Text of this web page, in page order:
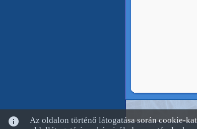
info
Az oldalon történő látogatása során cookie-